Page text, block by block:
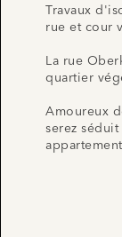
Travaux
rue et cour
La rue
quartier
Amoureux
serez